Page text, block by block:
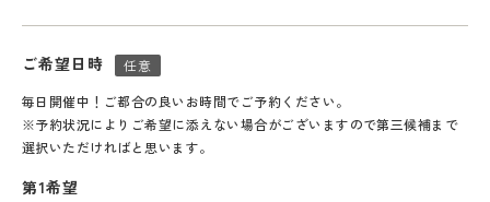
ご希望日時
任意
毎日開催中！ご都合の良いお時間でご予約ください。
※予約状況によりご希望に添えない場合がございますので第三候補まで
選択いただければと思います。
第1希望